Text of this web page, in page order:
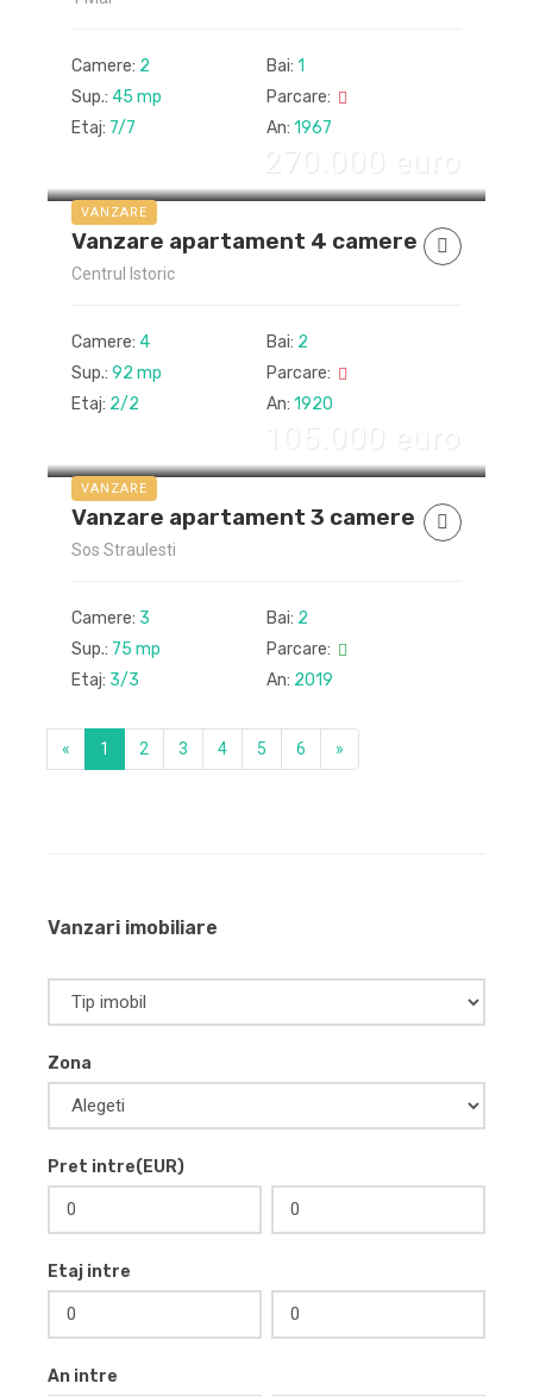
Camere: 2 Bai: 1
Sup.: 45 mp
Parcare:
Etaj: 7/7 An: 1967
VANZARE
270.000 euro
Vanzare apartament 4 camere
Centrul Istoric
Camere: 4 Bai: 2
Sup.: 92 mp
Parcare:
Etaj: 2/2 An: 1920
VANZARE
105.000 euro
Vanzare apartament 3 camere
Sos Straulesti
Camere: 3 Bai: 2
Sup.: 75 mp
Parcare:
Etaj: 3/3 An: 2019
« 1 2 3 4 5 6 »
Vanzari imobiliare
Zona
Pret intre(EUR)
Etaj intre
An intre